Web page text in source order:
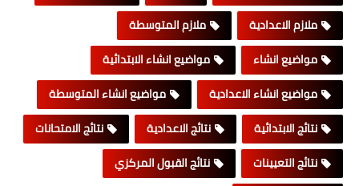
ملازم الاعدادية
ملازم المتوسطة
مواضيع انشاء
مواضيع انشاء الابتدائية
مواضيع انشاء الاعدادية
مواضيع انشاء المتوسطة
نتائج الابتدائية
نتائج الاعدادية
نتائج الامتحانات
نتائج التعيينات
نتائج القبول المركزي